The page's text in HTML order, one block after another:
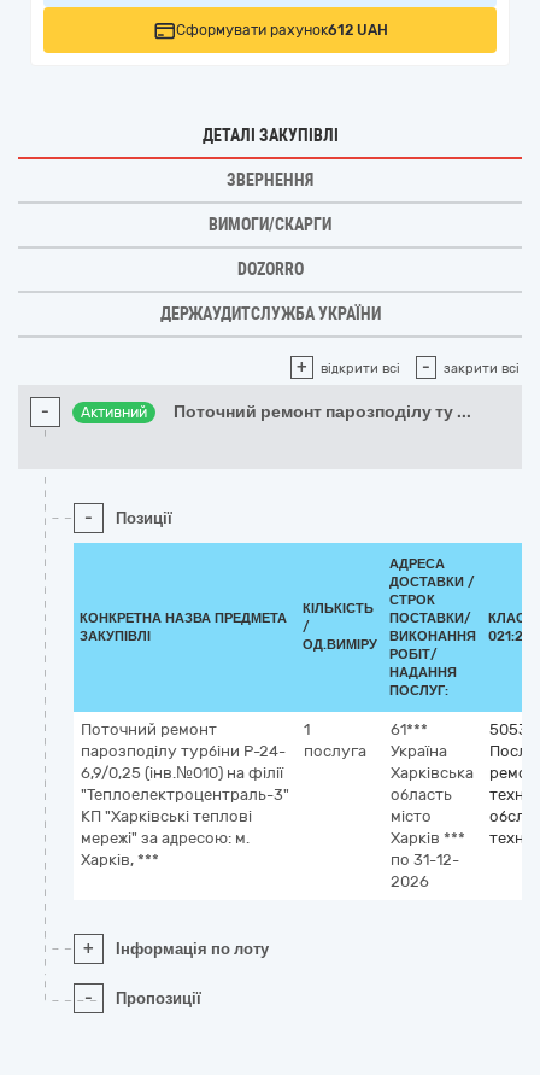
Сформувати рахунок612 UAH
ДЕТАЛІ ЗАКУПІВЛІ
ЗВЕРНЕННЯ
ВИМОГИ/СКАРГИ
DOZORRO
ДЕРЖАУДИТСЛУЖБА УКРАЇНИ
+ відкрити всі - закрити всі
- Активний Поточний ремонт парозподілу ту ...
- Позиції
КОНКРЕТНА НАЗВА ПРЕДМЕТА
ЗАКУПІВЛІ
КІЛЬКІСТЬ
/
ОД.ВИМІРУ
АДРЕСА
ДОСТАВКИ /
СТРОК
ПОСТАВКИ/
ВИКОНАННЯ
РОБІТ/
НАДАННЯ
ПОСЛУГ:
Поточний ремонт
парозподілу турбіни Р-24-
6,9/0,25 (інв.№010) на філії
"Теплоелектроцентраль-3"
КП "Харківські теплові
мережі" за адресою: м.
Харків, ***
1
послуга
61***
Україна
Харківська
область
місто
Харків ***
по 31-12-
2026
+ Інформація по лоту
- Пропозиції